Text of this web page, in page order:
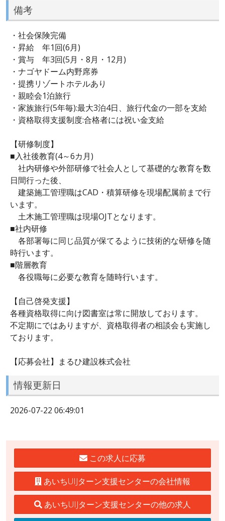
備考
・社会保険完備
・昇給 年1回(6月)
・賞与 年3回(5月・8月・12月)
・ナゴヤドーム内野席券
・提携リゾートホテルあり
・親睦会1泊旅行
・家族旅行(5年毎):最大3泊4日、旅行代金の一部を支給
・資格取得支援制度:合格者には祝い金支給
【研修制度】
■入社後教育(4～6カ月)
社内研修や外部研修で社会人として基礎的な教育を数
日間行った後、
建築施工管理職はCAD・積算研修を現場配属前まで行
います。
土木施工管理職は現場OJTとなります。
■社内研修
各部署毎に同じ品質が保てるように技術的な研修を随
時行います。
■階層教育
各役職毎に必要な教育を随時行います。
【自己啓発支援】
各種資格取得に向け図書室は常に開放しております。
不定期にではありますが、資格取得者の相談会も実施し
ております。
【応募会社】まるひ建設株式会社
情報更新日
2026-07-22 06:49:01
この求人に応募
あいちUIJターン支援センターの会社情報
あいちUIJターン支援センターの他の求人